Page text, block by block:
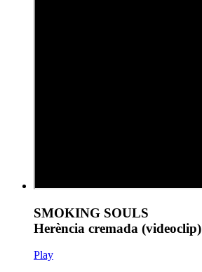
SMOKING SOULS
Herència cremada (videoclip)
Play